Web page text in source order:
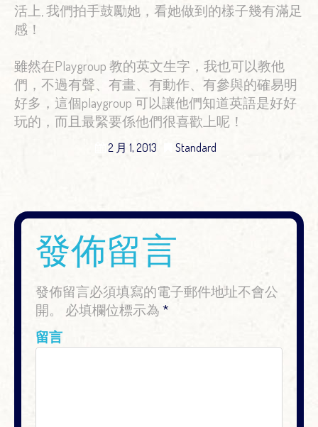
活上, 我們拍手鼓勵她，看她做到的樣子幾有滿足
感！
雖然在Playgroup 教的英文生字，我也可以教他
們，不過有聲、有畫、有動作、有參與的確易明
好多，這個playgroup 可以讓他們知道英語是好好
玩的，而且最緊要係他們很喜歡上呢！
2 月 1, 2013 Standard
發佈留言
發佈留言必須填寫的電子郵件地址不會公
開。
必填欄位標示為 *
留言